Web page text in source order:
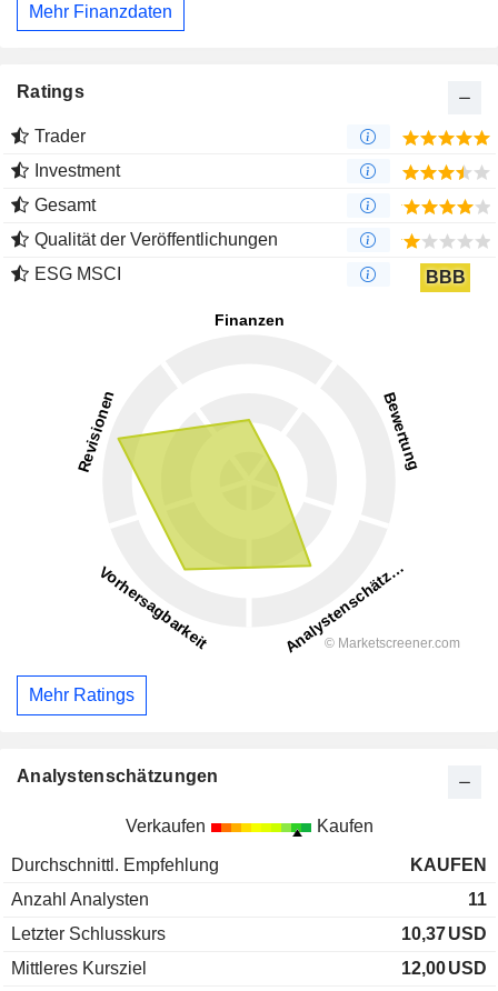
Mehr Finanzdaten
Ratings
Trader
Investment
Gesamt
Qualität der Veröffentlichungen
ESG MSCI
BBB
Mehr Ratings
Analystenschätzungen
Verkaufen Kaufen
Durchschnittl. Empfehlung
KAUFEN
Anzahl Analysten
11
Letzter Schlusskurs
10,37USD
Mittleres Kursziel
12,00USD